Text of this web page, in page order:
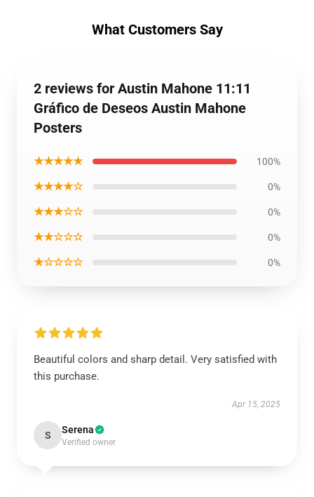
What Customers Say
2 reviews for Austin Mahone 11:11
Gráfico de Deseos Austin Mahone
Posters
★★★★★ 100%
★★★★☆ 0%
★★★☆☆ 0%
★★☆☆☆ 0%
★☆☆☆☆ 0%
Beautiful colors and sharp detail. Very satisfied with
this purchase.
Apr 15, 2025
S Serena
Verified owner